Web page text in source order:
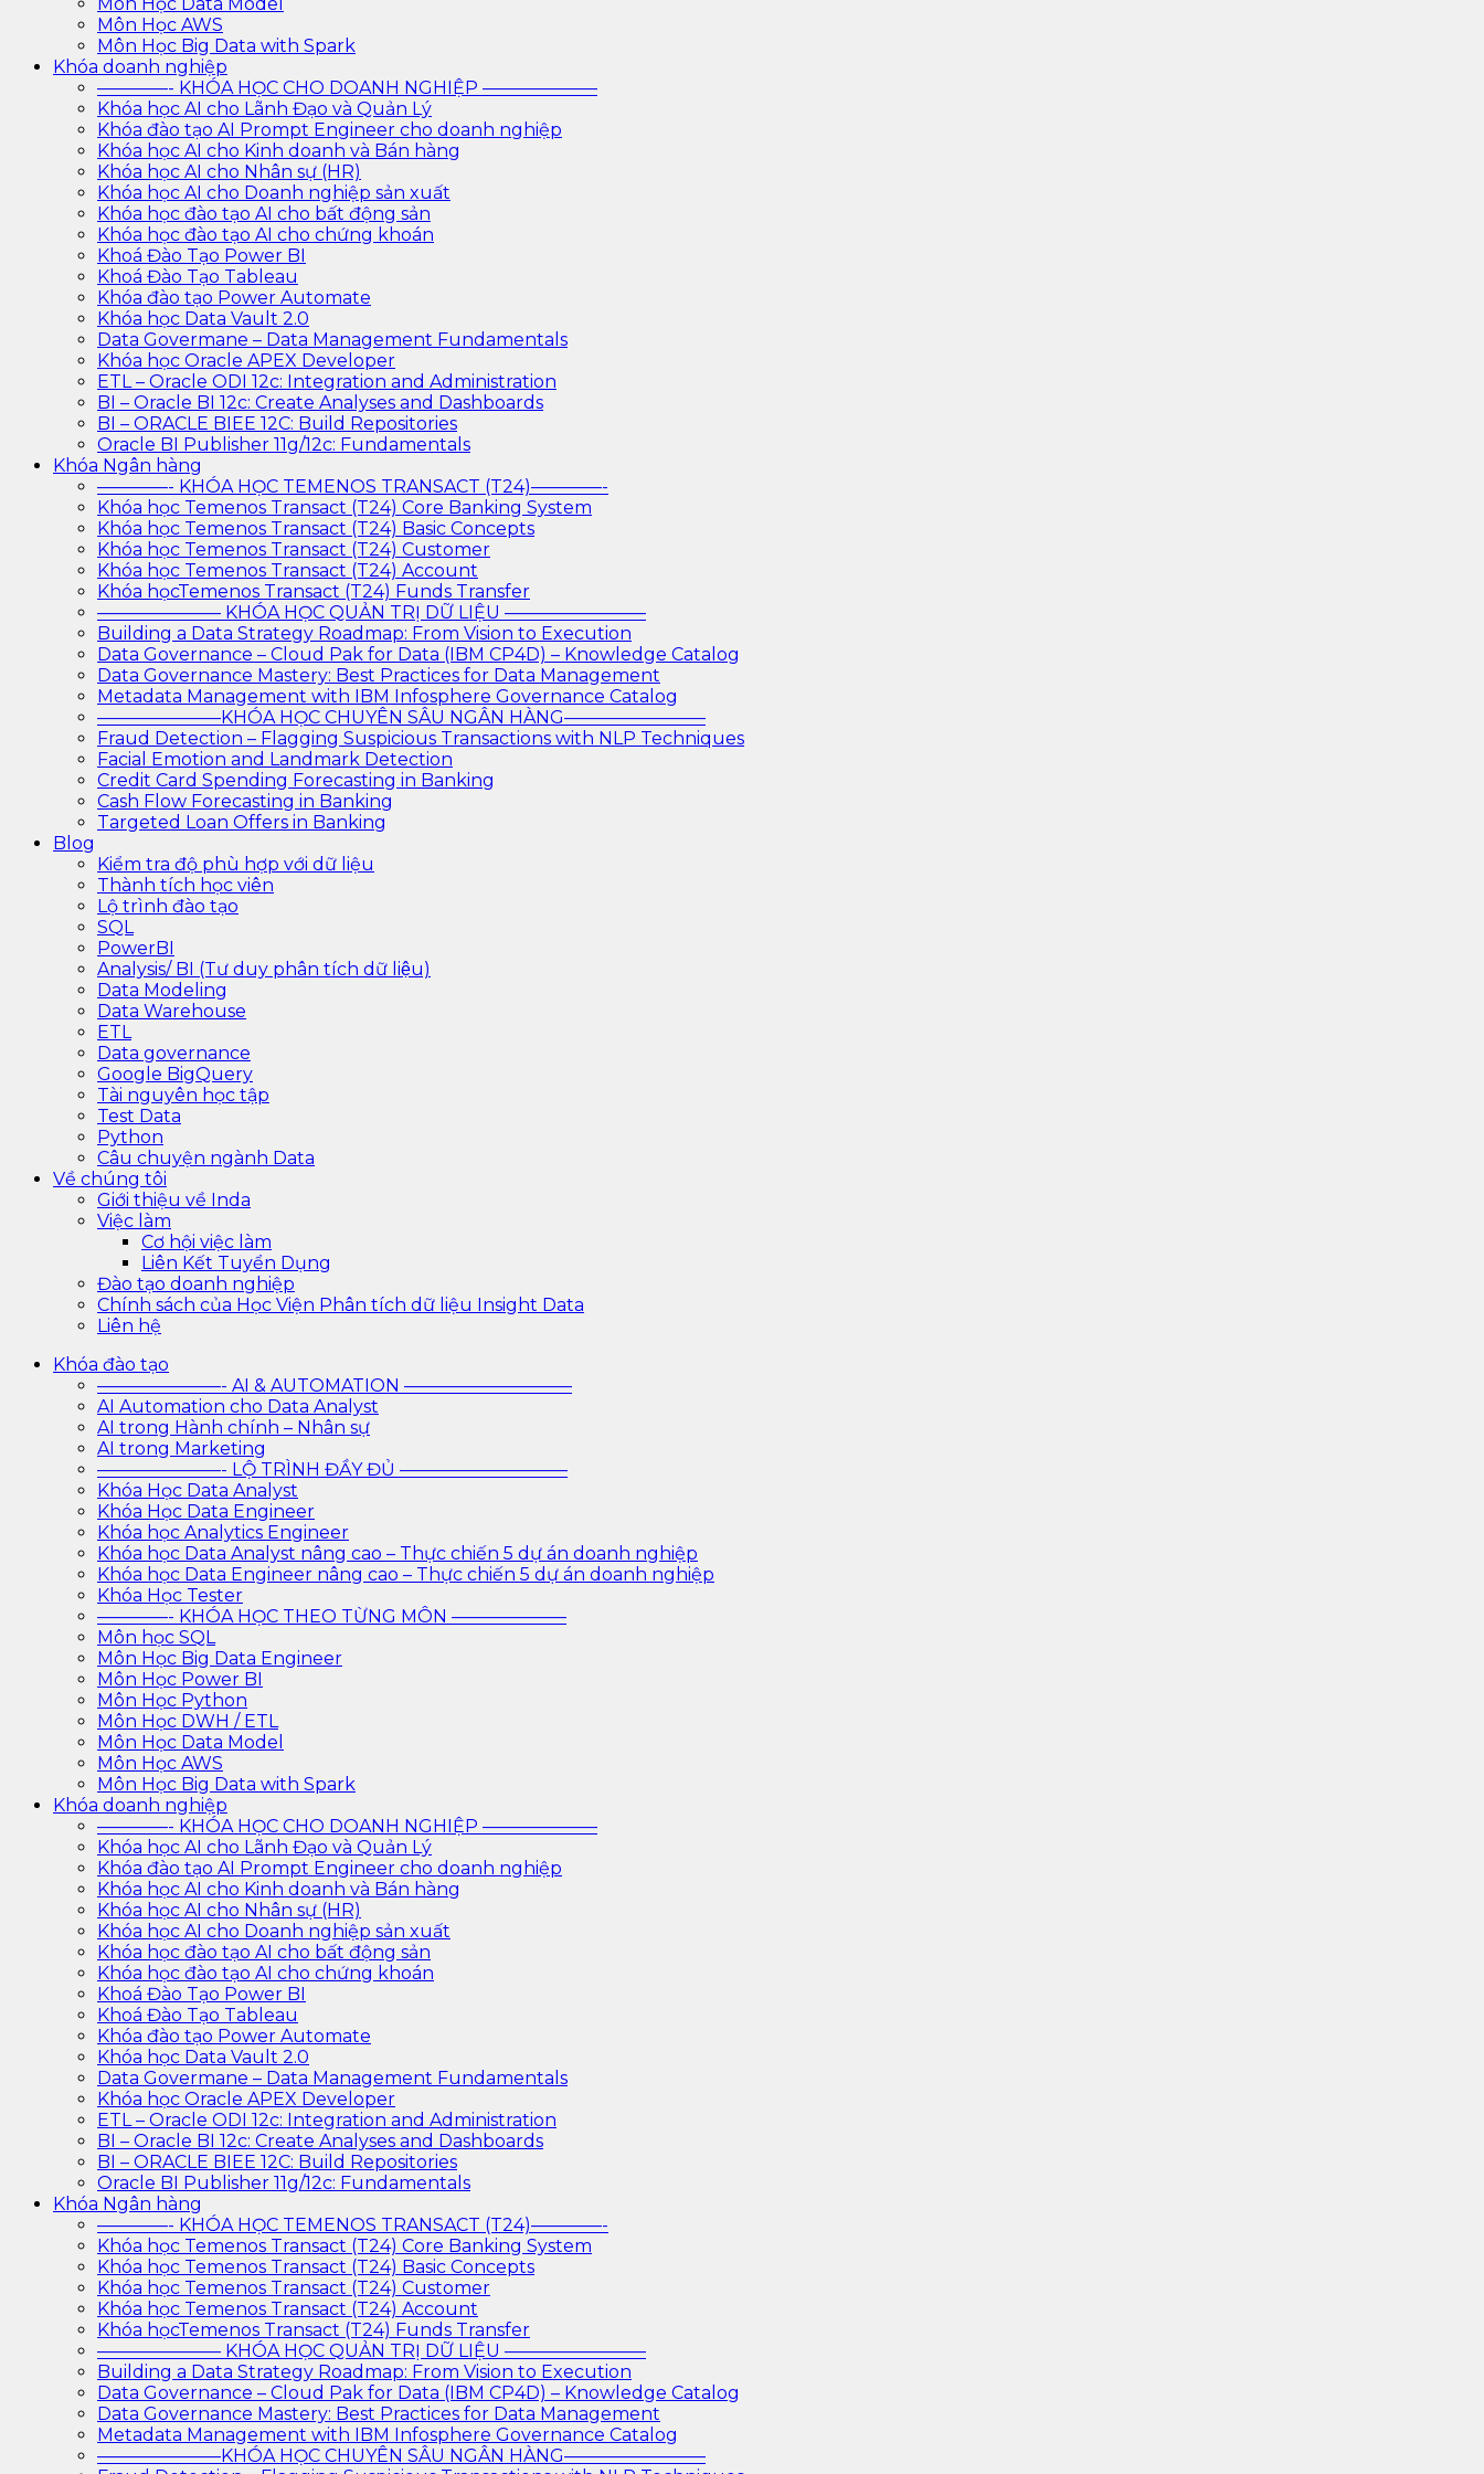
Môn Học AWS
Môn Học Big Data with Spark
Khóa doanh nghiệp
————- KHÓA HỌC CHO DOANH NGHIỆP ——————–
Khóa học AI cho Lãnh Đạo và Quản Lý
Khóa đào tạo AI Prompt Engineer cho doanh nghiệp
Khóa học AI cho Kinh doanh và Bán hàng
Khóa học AI cho Nhân sự (HR)
Khóa học AI cho Doanh nghiệp sản xuất
Khóa học đào tạo AI cho bất động sản
Khóa học đào tạo AI cho chứng khoán
Khoá Đào Tạo Power BI
Khoá Đào Tạo Tableau
Khóa đào tạo Power Automate
Khóa học Data Vault 2.0
Data Govermane – Data Management Fundamentals
Khóa học Oracle APEX Developer
ETL – Oracle ODI 12c: Integration and Administration
BI – Oracle BI 12c: Create Analyses and Dashboards
BI – ORACLE BIEE 12C: Build Repositories
Oracle BI Publisher 11g/12c: Fundamentals
Khóa Ngân hàng
————- KHÓA HỌC TEMENOS TRANSACT (T24)————-
Khóa học Temenos Transact (T24) Core Banking System
Khóa học Temenos Transact (T24) Basic Concepts
Khóa học Temenos Transact (T24) Customer
Khóa học Temenos Transact (T24) Account
Khóa họcTemenos Transact (T24) Funds Transfer
——————— KHÓA HỌC QUẢN TRỊ DỮ LIỆU ————————
Building a Data Strategy Roadmap: From Vision to Execution
Data Governance – Cloud Pak for Data (IBM CP4D) – Knowledge Catalog
Data Governance Mastery: Best Practices for Data Management
Metadata Management with IBM Infosphere Governance Catalog
———————KHÓA HỌC CHUYÊN SÂU NGÂN HÀNG————————
Fraud Detection – Flagging Suspicious Transactions with NLP Techniques
Facial Emotion and Landmark Detection
Credit Card Spending Forecasting in Banking
Cash Flow Forecasting in Banking
Targeted Loan Offers in Banking
Blog
Kiểm tra độ phù hợp với dữ liệu
Thành tích học viên
Lộ trình đào tạo
SQL
PowerBI
Analysis/ BI (Tư duy phân tích dữ liệu)
Data Modeling
Data Warehouse
ETL
Data governance
Google BigQuery
Tài nguyên học tập
Test Data
Python
Câu chuyện ngành Data
Về chúng tôi
Giới thiệu về Inda
Việc làm
Cơ hội việc làm
Liên Kết Tuyển Dụng
Đào tạo doanh nghiệp
Chính sách của Học Viện Phân tích dữ liệu Insight Data
Liên hệ
Khóa đào tạo
———————- AI & AUTOMATION —————————–
AI Automation cho Data Analyst
AI trong Hành chính – Nhân sự
AI trong Marketing
———————- LỘ TRÌNH ĐẦY ĐỦ —————————–
Khóa Học Data Analyst
Khóa Học Data Engineer
Khóa học Analytics Engineer
Khóa học Data Analyst nâng cao – Thực chiến 5 dự án doanh nghiệp
Khóa học Data Engineer nâng cao – Thực chiến 5 dự án doanh nghiệp
Khóa Học Tester
————- KHÓA HỌC THEO TỪNG MÔN ——————–
Môn học SQL
Môn Học Big Data Engineer
Môn Học Power BI
Môn Học Python
Môn Học DWH / ETL
Môn Học Data Model
Môn Học AWS
Môn Học Big Data with Spark
Khóa doanh nghiệp
————- KHÓA HỌC CHO DOANH NGHIỆP ——————–
Khóa học AI cho Lãnh Đạo và Quản Lý
Khóa đào tạo AI Prompt Engineer cho doanh nghiệp
Khóa học AI cho Kinh doanh và Bán hàng
Khóa học AI cho Nhân sự (HR)
Khóa học AI cho Doanh nghiệp sản xuất
Khóa học đào tạo AI cho bất động sản
Khóa học đào tạo AI cho chứng khoán
Khoá Đào Tạo Power BI
Khoá Đào Tạo Tableau
Khóa đào tạo Power Automate
Khóa học Data Vault 2.0
Data Govermane – Data Management Fundamentals
Khóa học Oracle APEX Developer
ETL – Oracle ODI 12c: Integration and Administration
BI – Oracle BI 12c: Create Analyses and Dashboards
BI – ORACLE BIEE 12C: Build Repositories
Oracle BI Publisher 11g/12c: Fundamentals
Khóa Ngân hàng
————- KHÓA HỌC TEMENOS TRANSACT (T24)————-
Khóa học Temenos Transact (T24) Core Banking System
Khóa học Temenos Transact (T24) Basic Concepts
Khóa học Temenos Transact (T24) Customer
Khóa học Temenos Transact (T24) Account
Khóa họcTemenos Transact (T24) Funds Transfer
——————— KHÓA HỌC QUẢN TRỊ DỮ LIỆU ————————
Building a Data Strategy Roadmap: From Vision to Execution
Data Governance – Cloud Pak for Data (IBM CP4D) – Knowledge Catalog
Data Governance Mastery: Best Practices for Data Management
Metadata Management with IBM Infosphere Governance Catalog
———————KHÓA HỌC CHUYÊN SÂU NGÂN HÀNG————————